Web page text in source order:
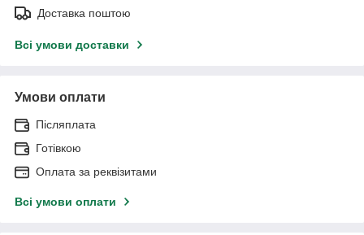
Доставка поштою
Всі умови доставки
Умови оплати
Післяплата
Готівкою
Оплата за реквізитами
Всі умови оплати